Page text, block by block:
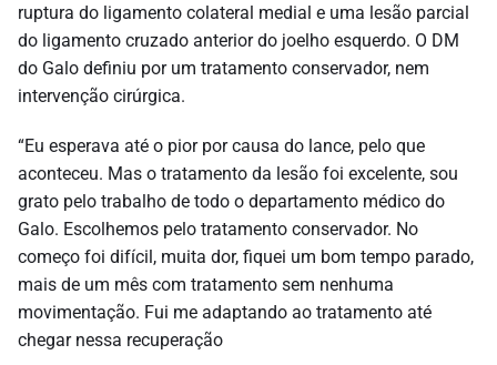
ruptura do ligamento colateral medial e uma lesão parcial
do ligamento cruzado anterior do joelho esquerdo. O DM
do Galo definiu por um tratamento conservador, nem
intervenção cirúrgica.
“Eu esperava até o pior por causa do lance, pelo que
aconteceu. Mas o tratamento da lesão foi excelente, sou
grato pelo trabalho de todo o departamento médico do
Galo. Escolhemos pelo tratamento conservador. No
começo foi difícil, muita dor, fiquei um bom tempo parado,
mais de um mês com tratamento sem nenhuma
movimentação. Fui me adaptando ao tratamento até
chegar nessa recuperação